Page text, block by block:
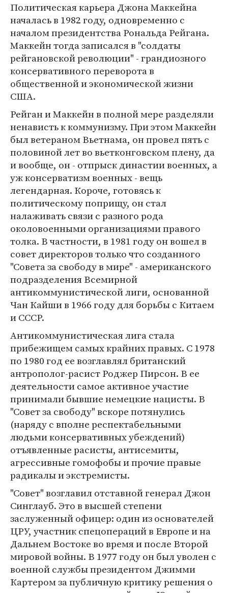
Политическая карьера Джона Маккейна
началась в 1982 году, одновременно с
началом президентства Рональда Рейгана.
Маккейн тогда записался в "солдаты
рейгановской революции" - грандиозного
консервативного переворота в
общественной и экономической жизни
США.
Рейган и Маккейн в полной мере разделяли
ненависть к коммунизму. При этом Маккейн
был ветераном Вьетнама, он провел пять с
половиной лет во вьетконговском плену, да
и вообще, он - отпрыск династии военных, а
уж консерватизм военных - вещь
легендарная. Короче, готовясь к
политическому поприщу, он стал
налаживать связи с разного рода
околовоенными организациями правого
толка. В частности, в 1981 году он вошел в
совет директоров только что созданного
"Совета за свободу в мире" - американского
подразделения Всемирной
антикоммунистической лиги, основанной
Чан Кайши в 1966 году для борьбы с Китаем
и СССР.
Антикоммунистическая лига стала
прибежищем самых крайних правых. С 1978
по 1980 год ее возглавлял британский
антрополог-расист Роджер Пирсон. В ее
деятельности самое активное участие
принимали бывшие немецкие нацисты. В
"Совет за свободу" вскоре потянулись
(наряду с вполне респектабельными
людьми консервативных убеждений)
отъявленные расисты, антисемиты,
агрессивные гомофобы и прочие правые
радикалы и экстремисты.
"Совет" возглавил отставной генерал Джон
Синглауб. Это в высшей степени
заслуженный офицер: один из основателей
ЦРУ, участник спецопераций в Европе и на
Дальнем Востоке во время и после Второй
мировой войны. В 1977 году он был уволен с
военной службы президентом Джимми
Картером за публичную критику решения о